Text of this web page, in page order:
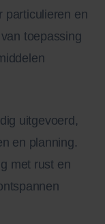
particulieren en
toepassing
uitgevoerd,
en planning.
met rust en